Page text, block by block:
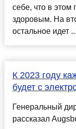
себе, что в этом
здоровым. На
остальное идет ...
К 2023 году
будет с
Генеральный
рассказал